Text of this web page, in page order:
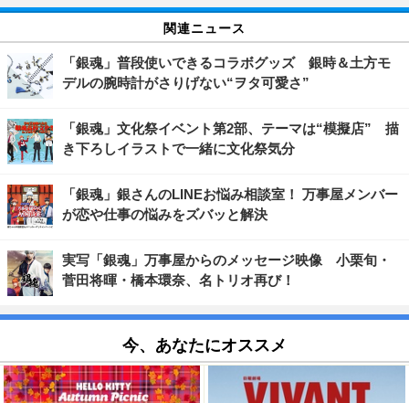
関連ニュース
「銀魂」普段使いできるコラボグッズ 銀時＆土方モ
デルの腕時計がさりげない“ヲタ可愛さ”
「銀魂」文化祭イベント第2部、テーマは“模擬店” 描
き下ろしイラストで一緒に文化祭気分
「銀魂」銀さんのLINEお悩み相談室！ 万事屋メンバー
が恋や仕事の悩みをズバッと解決
実写「銀魂」万事屋からのメッセージ映像 小栗旬・
菅田将暉・橋本環奈、名トリオ再び！
今、あなたにオススメ